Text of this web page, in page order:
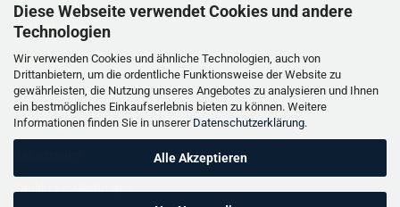
Diese Webseite verwendet Cookies und andere
Technologien
Wir verwenden Cookies und ähnliche Technologien, auch von
Drittanbietern, um die ordentliche Funktionsweise der Website zu
gewährleisten, die Nutzung unseres Angebotes zu analysieren und Ihnen
ein bestmögliches Einkaufserlebnis bieten zu können. Weitere
Informationen finden Sie in unserer Datenschutzerklärung.
Alle Akzeptieren
Gartenbänke
Pfeiler
Gartenbrunnen
Gartenfiguren